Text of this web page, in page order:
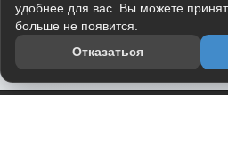
удобнее для вас. Вы можете
больше не появится.
Отказаться